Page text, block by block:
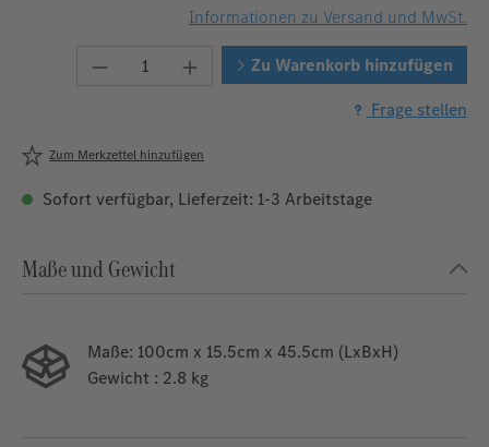
Informationen zu Versand und MwSt.
Produkt Anzahl: Gib denZu Warenkorb hinzufügen
Frage stellen
Zum Merkzettel hinzufügen
Sofort verfügbar, Lieferzeit: 1-3 Arbeitstage
Maße und Gewicht
Maße: 100cm x 15.5cm x 45.5cm (LxBxH)
Gewicht : 2.8 kg